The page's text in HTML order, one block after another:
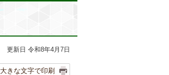
更新日 令和8年4月7日
大きな文字で印刷